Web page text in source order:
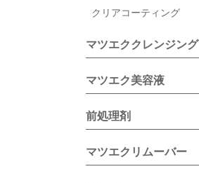
クリアコーティング
マツエククレンジング
マツエク美容液
前処理剤
マツエクリムーバー